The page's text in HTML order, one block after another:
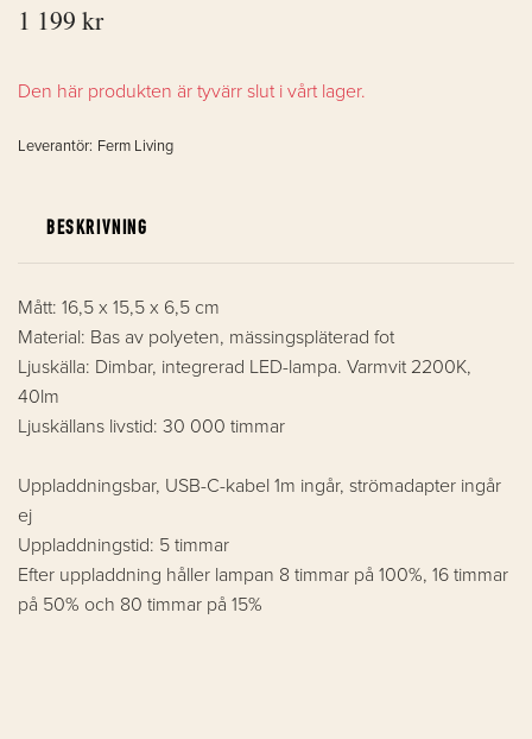
1 199 kr
Den här produkten är tyvärr slut i vårt lager.
Leverantör: Ferm Living
BESKRIVNING
Mått: 16,5 x 15,5 x 6,5 cm
Material: Bas av polyeten, mässingspläterad fot
Ljuskälla: Dimbar, integrerad LED-lampa. Varmvit 2200K,
40lm
Ljuskällans livstid: 30 000 timmar
Uppladdningsbar, USB-C-kabel 1m ingår, strömadapter ingår
ej
Uppladdningstid: 5 timmar
Efter uppladdning håller lampan 8 timmar på 100%, 16 timmar
på 50% och 80 timmar på 15%